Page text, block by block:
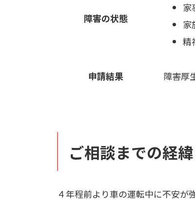
障害の状態
家
家
精
申請結果 障害厚
ご相談までの経緯
４年程前より車の運転中に不安が